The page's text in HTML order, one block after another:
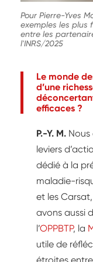
Pour Pierre-Yves
exemples les plus
entre les
l'INRS/2025
Le monde
d’une
efficaces ?
P.-Y. M.
leviers
dédié à la
maladie-
et les
avons aussi
l’OPPBTP, la
utile de